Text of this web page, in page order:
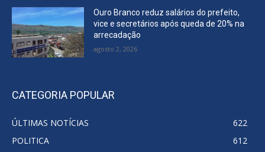
Ouro Branco reduz salários do prefeito,
vice e secretários após queda de 20% na
arrecadação
agosto 2, 2026
CATEGORIA POPULAR
ÚLTIMAS NOTÍCIAS
622
POLITICA
612